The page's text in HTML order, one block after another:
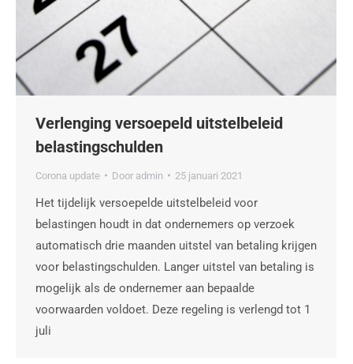
Verlenging versoepeld uitstelbeleid
belastingschulden
Corona update Door admin 25 januari 2021
Het tijdelijk versoepelde uitstelbeleid voor
belastingen houdt in dat ondernemers op verzoek
automatisch drie maanden uitstel van betaling krijgen
voor belastingschulden. Langer uitstel van betaling is
mogelijk als de ondernemer aan bepaalde
voorwaarden voldoet. Deze regeling is verlengd tot 1
juli